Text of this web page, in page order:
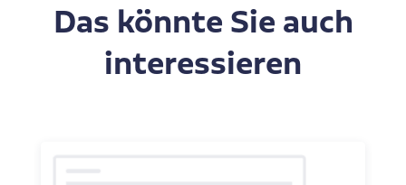
Das könnte Sie auch
interessieren